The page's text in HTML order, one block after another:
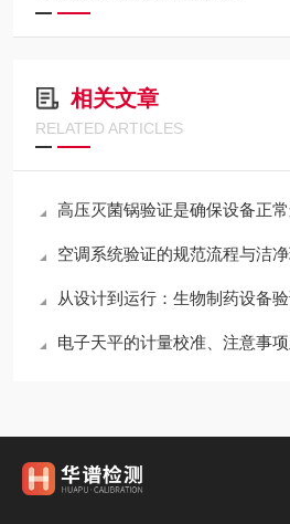
相关文章
RELATED ARTICLES
高压灭菌锅验证是确保设备正常运行并
空调系统验证的规范流程与洁
从设计到运行：生物制药设备
电子天平的计量校准、注意事